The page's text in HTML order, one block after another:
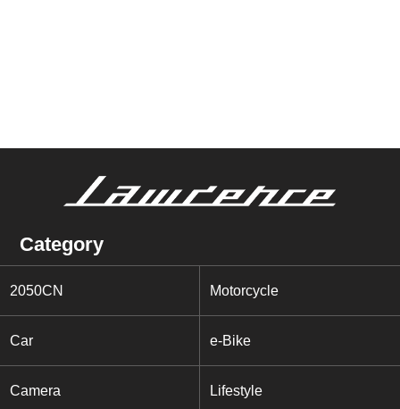
Category
2050CN Motorcycle
Car e-Bike
Camera Lifestyle